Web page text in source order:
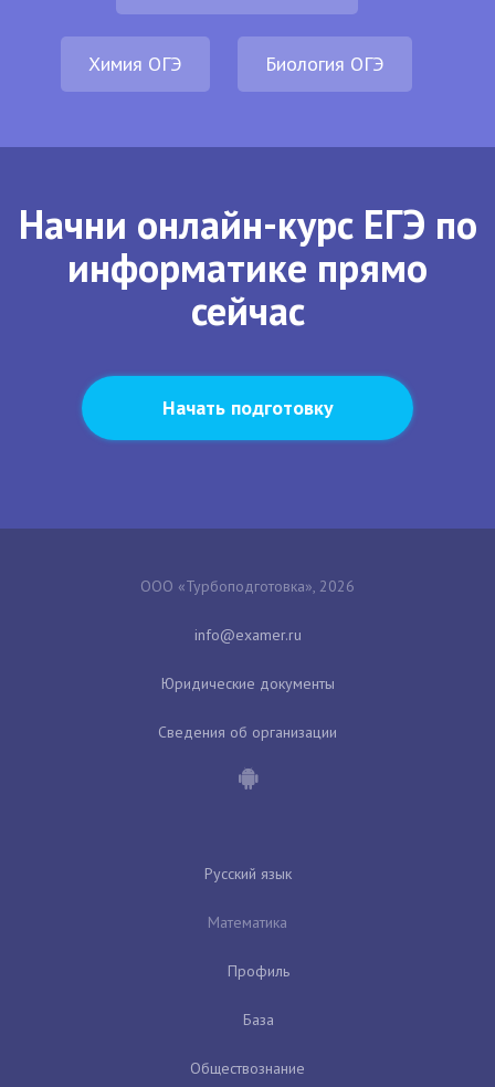
Химия ОГЭ Биология ОГЭ
Начни онлайн-курс ЕГЭ по
информатике прямо
сейчас
Начать подготовку
ООО «Турбоподготовка», 2026
Юридические документы
Сведения об организации
Русский язык
Математика
Профиль
База
Обществознание